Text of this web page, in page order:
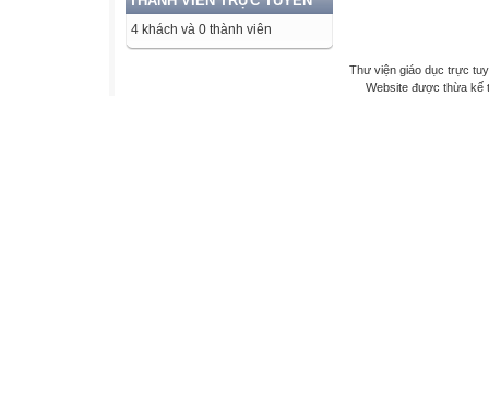
4 khách và 0 thành viên
Thư viện giáo dục trực
Website được thừa kế